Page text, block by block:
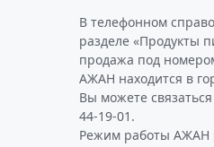
В телефонном
разделе «Продукты
продажа под
АЖАН находится в
Вы можете
44-19-01.
Режим работы АЖАН